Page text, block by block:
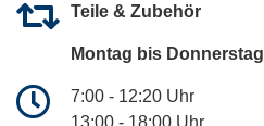
Teile & Zubehör
Montag bis Donnerstag
7:00 - 12:20 Uhr
13:00 - 18:00 Uhr